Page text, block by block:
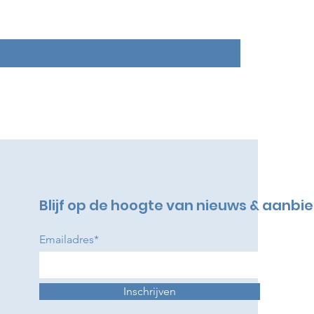
Blijf op de hoogte van nieuws &
Emailadres*
Inschrijven